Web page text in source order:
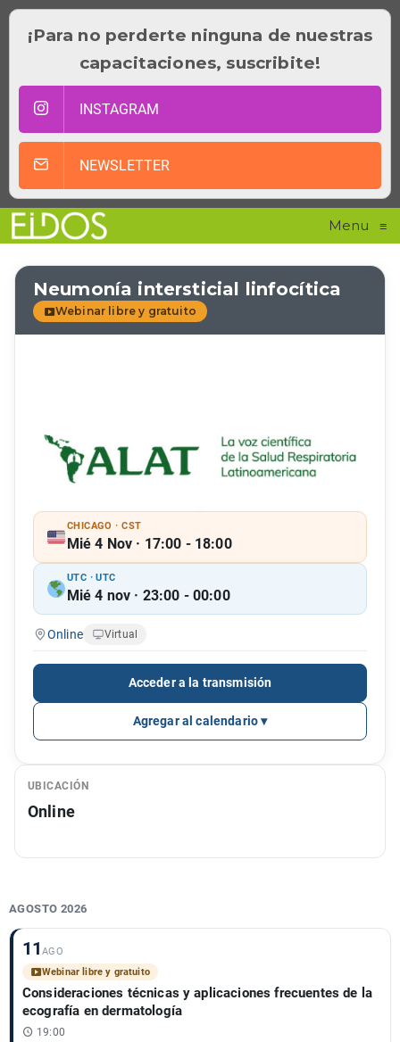
¡Para no perderte ninguna de nuestras
capacitaciones, suscribite!
INSTAGRAM
NEWSLETTER
Menu ≡
Neumonía intersticial linfocítica
Webinar libre y gratuito
CHICAGO · CST
Mié 4 Nov · 17:00 - 18:00
UTC · UTC
Mié 4 nov · 23:00 - 00:00
Online Virtual
Acceder a la transmisión
Agregar al calendario
UBICACIÓN
Online
AGOSTO 2026
11AGO
Webinar libre y gratuito
Consideraciones técnicas y aplicaciones frecuentes de la
ecografía en dermatología
19:00